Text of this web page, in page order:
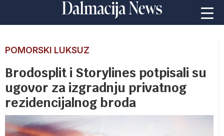
POMORSKI LUKSUZ
Brodosplit i Storylines potpisali su
ugovor za izgradnju privatnog
rezidencijalnog broda